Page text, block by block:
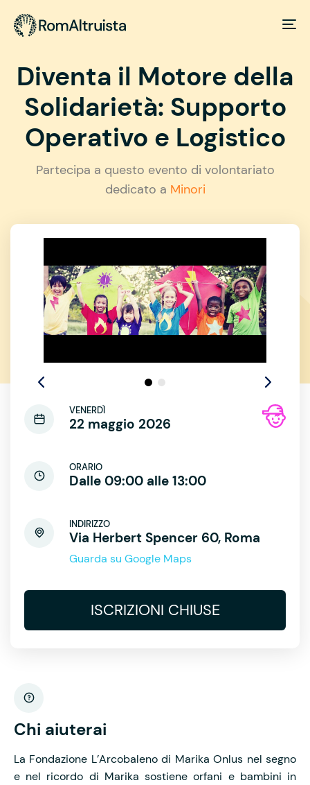
Diventa il Motore della
Solidarietà: Supporto
Operativo e Logistico
Partecipa a questo evento di volontariato
dedicato a Minori
VENERDÌ
22 maggio 2026
ORARIO
Dalle 09:00 alle 13:00
INDIRIZZO
Via Herbert Spencer 60, Roma
Guarda su Google Maps
ISCRIZIONI CHIUSE
Chi aiuterai
La Fondazione L’Arcobaleno di Marika Onlus nel segno
e nel ricordo di Marika sostiene orfani e bambini in